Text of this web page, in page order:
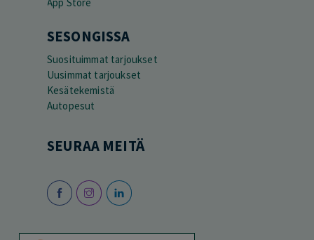
SESONGISSA
Suosituimmat tarjoukset
Uusimmat tarjoukset
Kesätekemistä
Autopesut
SEURAA MEITÄ